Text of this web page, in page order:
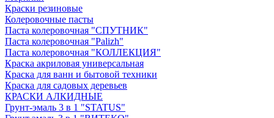
Краски резиновые
Колеровочные пасты
Паста колеровочная "СПУТНИК"
Паста колеровочная "Palizh"
Паста колеровочная "КОЛЛЕКЦИЯ"
Краска акриловая универсальная
Краска для ванн и бытовой техники
Краска для садовых деревьев
КРАСКИ АЛКИДНЫЕ
Грунт-эмаль 3 в 1 "STATUS"